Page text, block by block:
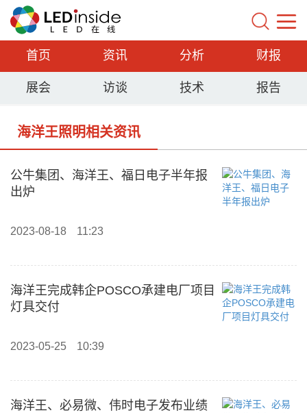
首页 资讯 分析 财报
展会 访谈 技术 报告
海洋王照明相关资讯
公牛集团、海洋王、福日电子半年报
出炉
2023-08-18 11:23
海洋王完成韩企POSCO承建电厂项目
灯具交付
2023-05-25 10:39
海洋王、必易微、伟时电子发布业绩